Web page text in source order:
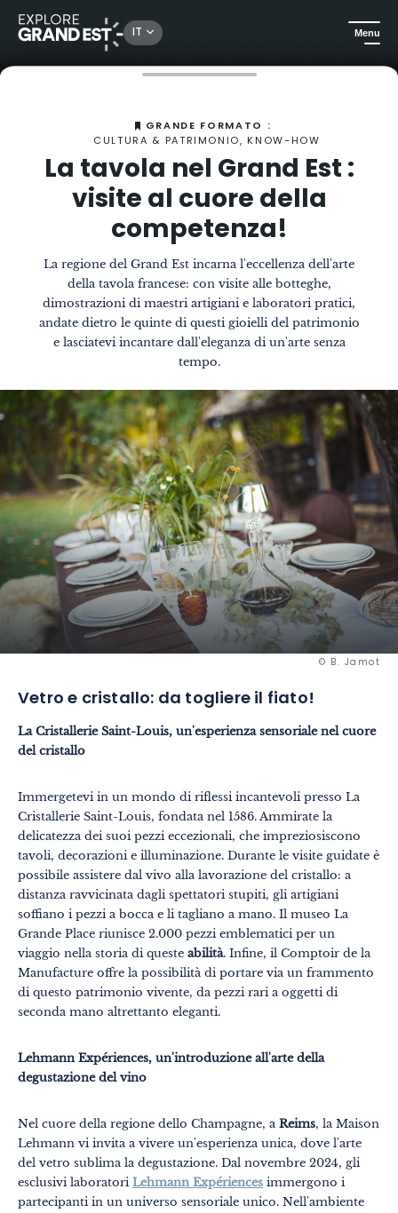
IT Menu
La Rivista Arts de la table en Grand Est: visite al cuore della competenza!
GRANDE FORMATO :
CULTURA & PATRIMONIO, KNOW-HOW
La tavola nel Grand Est :
visite al cuore della
competenza!
La regione del Grand Est incarna l'eccellenza dell'arte
della tavola francese: con visite alle botteghe,
dimostrazioni di maestri artigiani e laboratori pratici,
andate dietro le quinte di questi gioielli del patrimonio
e lasciatevi incantare dall'eleganza di un'arte senza
tempo.
Temi Formati
#EstSideStory
Estate
In famiglia
In due
Natura
Montagna
In città
Insolito
© B. Jamot
Vetro e cristallo: da togliere il fiato!
La Cristallerie Saint-Louis, un'esperienza sensoriale nel cuore
del cristallo
Immergetevi in un mondo di riflessi incantevoli presso La
Cristallerie Saint-Louis, fondata nel 1586. Ammirate la
delicatezza dei suoi pezzi eccezionali, che impreziosiscono
tavoli, decorazioni e illuminazione. Durante le visite guidate è
possibile assistere dal vivo alla lavorazione del cristallo: a
distanza ravvicinata dagli spettatori stupiti, gli artigiani
soffiano i pezzi a bocca e li tagliano a mano. Il museo La
Grande Place riunisce 2.000 pezzi emblematici per un
viaggio nella storia di queste abilità. Infine, il Comptoir de la
Manufacture offre la possibilità di portare via un frammento
di questo patrimonio vivente, da pezzi rari a oggetti di
seconda mano altrettanto eleganti.
Lehmann Expériences, un'introduzione all'arte della
degustazione del vino
Nel cuore della regione dello Champagne, a Reims, la Maison
Lehmann vi invita a vivere un'esperienza unica, dove l'arte
del vetro sublima la degustazione. Dal novembre 2024, gli
esclusivi laboratoriLehmann Expériences immergono i
partecipanti in un universo sensoriale unico. Nell'ambiente